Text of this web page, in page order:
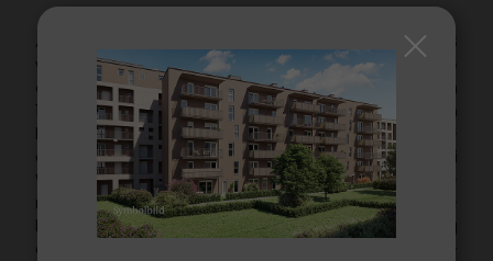
Auch das im Jahr 2006 errich­tete Büro­haus der GWS
wurde mit einer groß­flä­chigen Photo­vol­ta­ik­an­lage
ausge­stattet, sodass der jähr­liche Strom­ver­brauch um
10 % bis 12 % redu­ziert wurde. Insge­samt wurden in den
letzten Jahr­zehnten über 9.000 m² Solar­ther­mie­flä­
chen und mehr als 1.500 m² Photo­vol­ta­ik­an­lagen bei
Wohn­haus­an­lagen errichtet. Zahl­reiche Auszeich­
nungen sind ein Zeichen der Aner­ken­nung der Tätig­
keit der GWS. Dazu zählen die mehr­fache Verlei­hung
des Geramb-Dank­zei­chens für Gutes Bauen, Nomi­nie­